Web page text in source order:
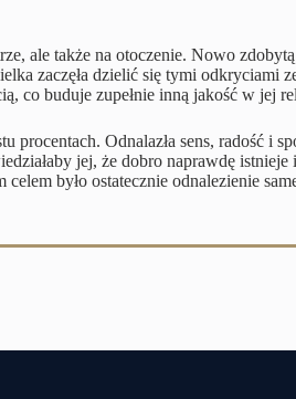
ale także na otoczenie. Nowo
zaczęła dzielić się tymi
co buduje zupełnie inną jakość w jej
procentach. Odnalazła sens, radość i
jej, że dobro naprawdę
było ostatecznie odnalezienie